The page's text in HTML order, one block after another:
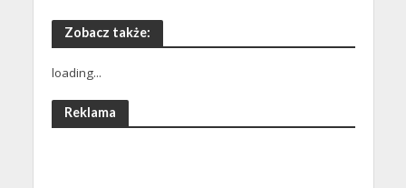
Zobacz także:
loading...
Reklama